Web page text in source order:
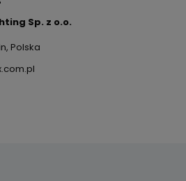
Sp. z o.o.
Polska